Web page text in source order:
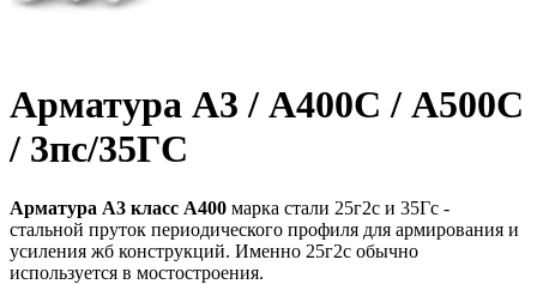
Арматура А3 / А400С / А500С
/ 3пс/35ГС
Арматура А3 класс А400 марка стали 25г2с и 35Гс -
стальной пруток периодического профиля для армирования и
усиления жб конструкций. Именно 25г2с обычно
используется в мостостроения.